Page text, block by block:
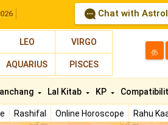
Chat with
LEO VIRGO
AQUARIUS PISCES
த
Rashifal Online Horoscope Rahu
Lal Kitab KP